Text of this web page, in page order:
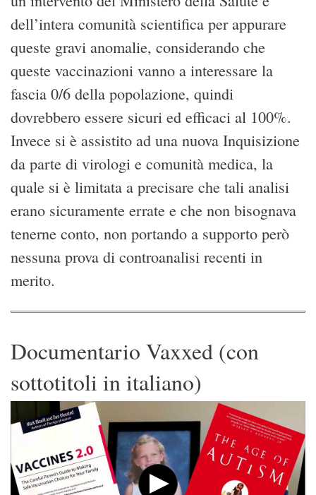
dell’intera comunità scientifica per appurare
queste gravi anomalie, considerando che
queste vaccinazioni vanno a interessare la
fascia 0/6 della popolazione, quindi
dovrebbero essere sicuri ed efficaci al 100%.
Invece si è assistito ad una nuova Inquisizione
da parte di virologi e comunità medica, la
quale si è limitata a precisare che tali analisi
erano sicuramente errate e che non bisognava
tenerne conto, non portando a supporto però
nessuna prova di controanalisi recenti in
merito.
Documentario Vaxxed (con
sottotitoli in italiano)